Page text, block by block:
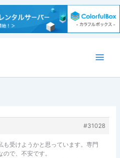
#31028
も受けようかと思っています。専門
ので、不安です。